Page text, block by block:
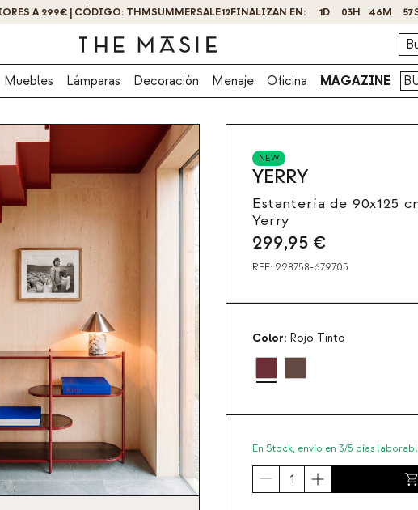
¡OBTÉN UN -10% DE DESCUENTO AL SUSCRIBIRTE AHORA!
Muebles Lámparas Decoración Menaje Oficina MAGAZINE
NEW
YERRY
Estantería de 90x125
Yerry
299,95 €
REF: 228758-679705
Color: Rojo Tinto
En Stock, envío en 3/5 días